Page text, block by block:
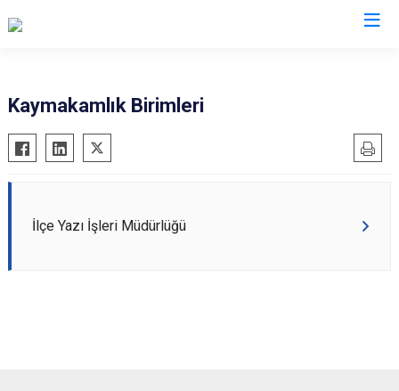
Alaplı
Çaycuma
Gökçebey
Kaymakamlık Birimleri
İlçe Yazı İşleri Müdürlüğü